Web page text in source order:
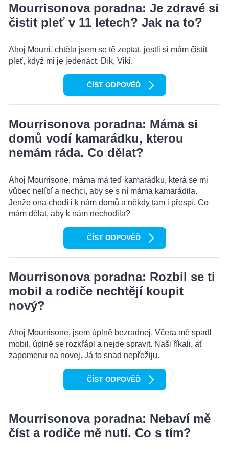
Mourrisonova poradna: Je zdravé si
čistit pleť v 11 letech? Jak na to?
Ahoj Mourri, chtěla jsem se tě zeptat, jestli si mám čistit
pleť, když mi je jedenáct. Dík, Viki.
ČÍST ODPOVĚĎ
Mourrisonova poradna: Máma si
domů vodí kamarádku, kterou
nemám ráda. Co dělat?
Ahoj Mourrisone, máma má teď kamarádku, která se mi
vůbec nelíbí a nechci, aby se s ní máma kamarádila.
Jenže ona chodí i k nám domů a někdy tam i přespí. Co
mám dělat, aby k nám nechodila?
ČÍST ODPOVĚĎ
Mourrisonova poradna: Rozbil se ti
mobil a rodiče nechtějí koupit
nový?
Ahoj Mourrisone, jsem úplně bezradnej. Včera mě spadl
mobil, úplně se rozkřápl a nejde spravit. Naši říkali, ať
zapomenu na novej. Já to snad nepřežiju.
ČÍST ODPOVĚĎ
Mourrisonova poradna: Nebaví mě
číst a rodiče mě nutí. Co s tím?